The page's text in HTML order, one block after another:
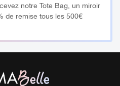
des sinus, et éliminer les
l’organisme
de détendre les muscles du
notre Tote Bag, un miroir
de remise tous les 500€